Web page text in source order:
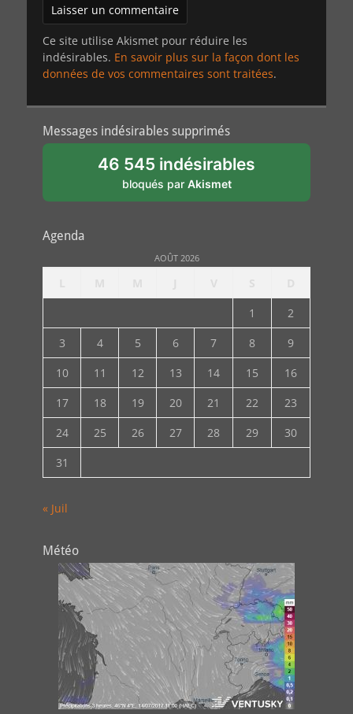
Ce site utilise Akismet pour réduire les
indésirables. En savoir plus sur la façon dont les
données de vos commentaires sont traitées.
Messages indésirables supprimés
46 545 indésirables
bloqués par Akismet
Agenda
AOÛT 2026
1
2
3
4 5 6 7 8
9
10
11 12 13 14 15
16
17
18 19 20 21 22
23
24
25 26 27 28 29
30
31
« Juil
Météo